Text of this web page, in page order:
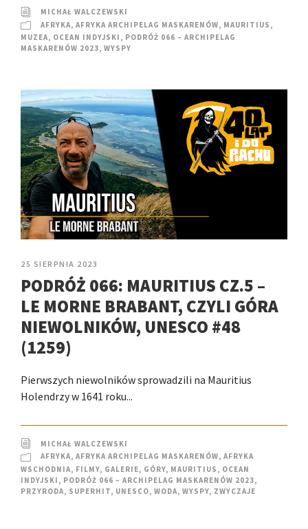
MICHAŁ WALCZEWSKI
AFRYKA, AFRYKA ARCHIPELAG MASKARENÓW, MAURITIUS ,
MUZEA, OCEAN INDYJSKI , PODRÓŻ 066 – ARCHIPELAG
MASKARENÓW 2023, WYSPY
25 SIERPNIA 2023
PODRÓŻ 066: MAURITIUS CZ.5 –
LE MORNE BRABANT, CZYLI GÓRA
NIEWOLNIKÓW, UNESCO #48
(1259)
Pierwszych niewolników sprowadzili na Mauritius
Holendrzy w 1641 roku...
MICHAŁ WALCZEWSKI
AFRYKA, AFRYKA ARCHIPELAG MASKARENÓW, AFRYKA
WSCHODNIA, FILMY, GALERIE, GÓRY, MAURITIUS , OCEAN
INDYJSKI , PODRÓŻ 066 – ARCHIPELAG MASKARENÓW 2023,
PRZYRODA, SUPERHIT, UNESCO, WODA, WYSPY, ZWYCZAJE